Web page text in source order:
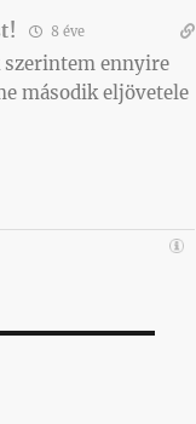
8 éve
ennyire
második eljövetele